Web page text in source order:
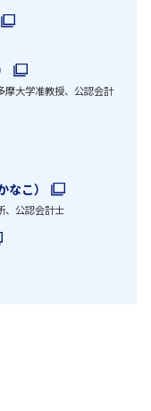
大学准教授、公認会計
こ）
、公認会計士